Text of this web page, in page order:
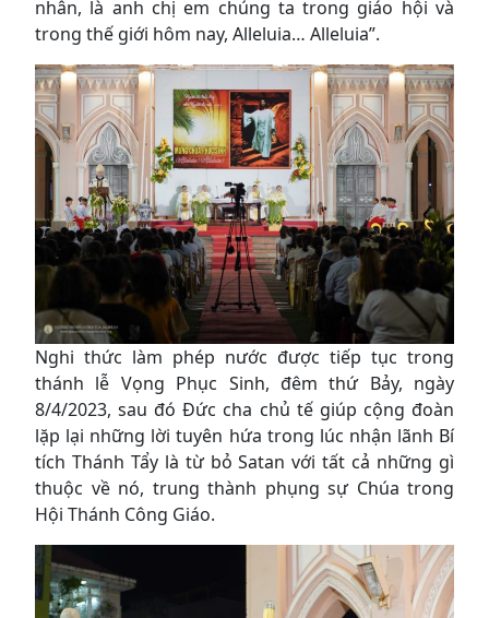
nhân, là anh chị em chúng ta trong giáo hội và
trong thế giới hôm nay, Alleluia… Alleluia”.
Nghi thức làm phép nước được tiếp tục trong
thánh lễ Vọng Phục Sinh, đêm thứ Bảy, ngày
8/4/2023, sau đó Đức cha chủ tế giúp cộng đoàn
lặp lại những lời tuyên hứa trong lúc nhận lãnh Bí
tích Thánh Tẩy là từ bỏ Satan với tất cả những gì
thuộc về nó, trung thành phụng sự Chúa trong
Hội Thánh Công Giáo.